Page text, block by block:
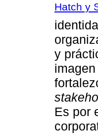
Hatch y
y
Es por